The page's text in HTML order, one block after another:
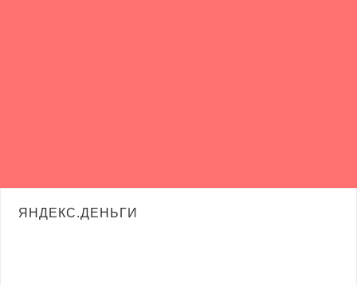
ЯНДЕКС.ДЕНЬГИ